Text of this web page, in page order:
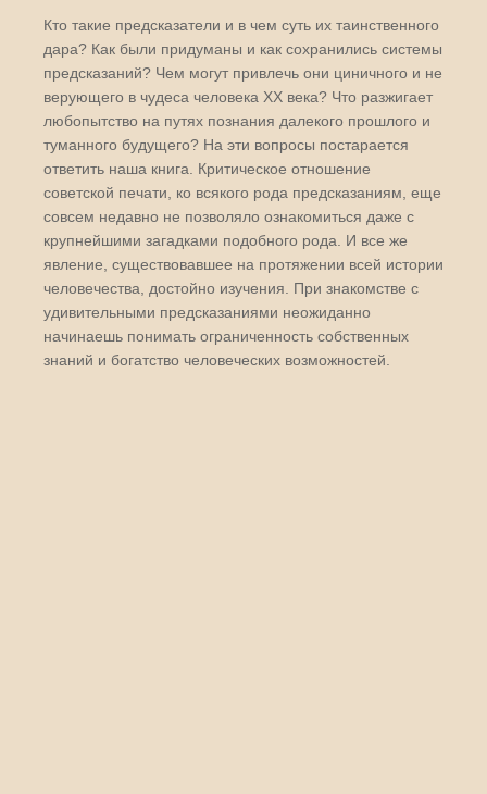
Кто такие предсказатели и в чем суть их таинственного
дара? Как были придуманы и как сохранились системы
предсказаний? Чем могут привлечь они циничного и не
верующего в чудеса человека XX века? Что разжигает
любопытство на путях познания далекого прошлого и
туманного будущего? На эти вопросы постарается
ответить наша книга. Критическое отношение
советской печати, ко всякого рода предсказаниям, еще
совсем недавно не позволяло ознакомиться даже с
крупнейшими загадками подобного рода. И все же
явление, существовавшее на протяжении всей истории
человечества, достойно изучения. При знакомстве с
удивительными предсказаниями неожиданно
начинаешь понимать ограниченность собственных
знаний и богатство человеческих возможностей.